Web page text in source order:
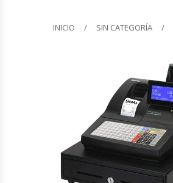
Calentadores De Platos
Cámaras Fermentadoras
INICIO SIN CATEGORÍA